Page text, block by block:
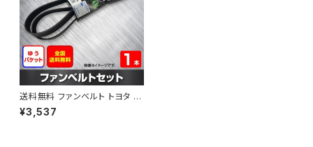
送料無料 ファンベルト トヨタ ア
イシス 型式ZGM10G H24.06
～ （国内トップメーカー） 1本 H
¥3,537